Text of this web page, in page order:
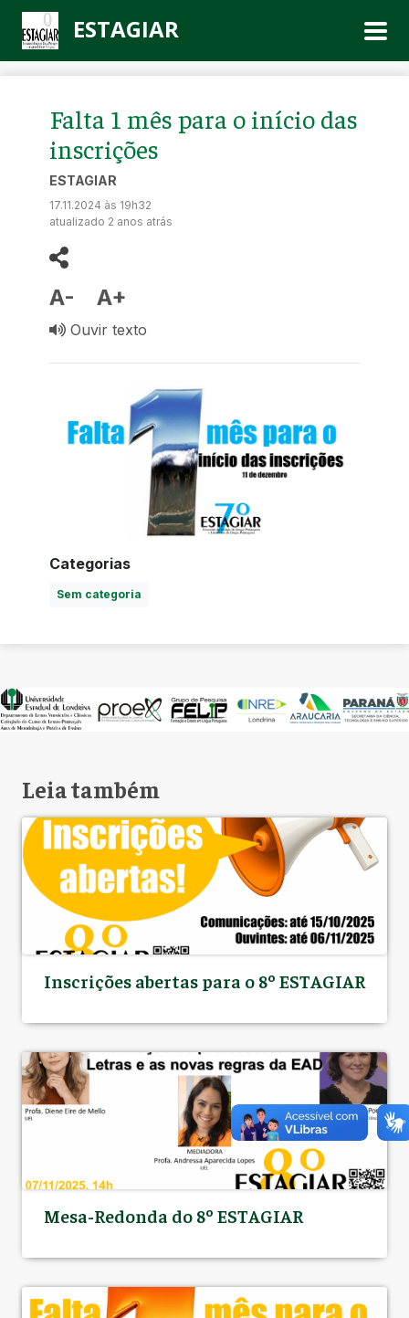
ESTAGIAR
Falta 1 mês para o início das
inscrições
ESTAGIAR
17.11.2024 às 19h32
atualizado 2 anos atrás
A- A+
Ouvir texto
Categorias
Sem categoria
Leia também
Inscrições abertas para o 8º ESTAGIAR
Mesa-Redonda do 8º ESTAGIAR